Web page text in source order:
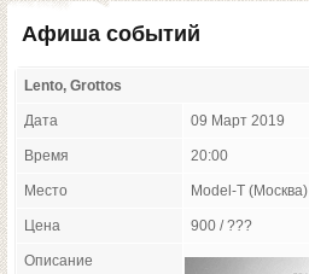
Афиша событий
Lento, Grottos
Дата 09 Март 2019
Время 20:00
Место Model-T (Москва)
Цена 900 / ???
Описание